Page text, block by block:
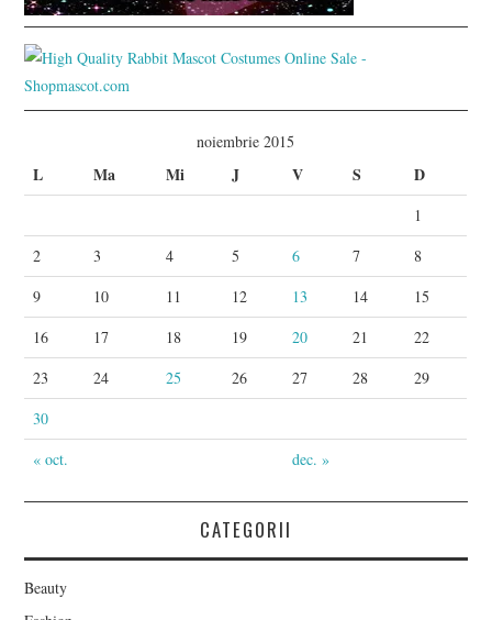
noiembrie 2015
L Ma Mi J V S D
« oct. dec. »
1
2
3 4 5 6 7
8
9
10 11 12 13 14
15
16
17 18 19 20 21
22
23
24 25 26 27 28
29
30
CATEGORII
Beauty